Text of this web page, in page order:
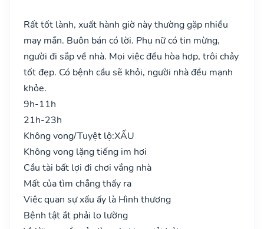
Rất tốt lành, xuất hành giờ này thường gặp nhiều
may mắn. Buôn bán có lời. Phụ nữ có tin mừng,
người đi sắp về nhà. Mọi việc đều hòa hợp, trôi chảy
tốt đẹp. Có bệnh cầu sẽ khỏi, người nhà đều mạnh
khỏe.
9h-11h
21h-23h
Không vong/Tuyệt lộ:XẤU
Không vong lặng tiếng im hơi
Cầu tài bất lợi đi chơi vắng nhà
Mất của tìm chẳng thấy ra
Việc quan sự xấu ấy là Hình thương
Bệnh tật ắt phải lo lường